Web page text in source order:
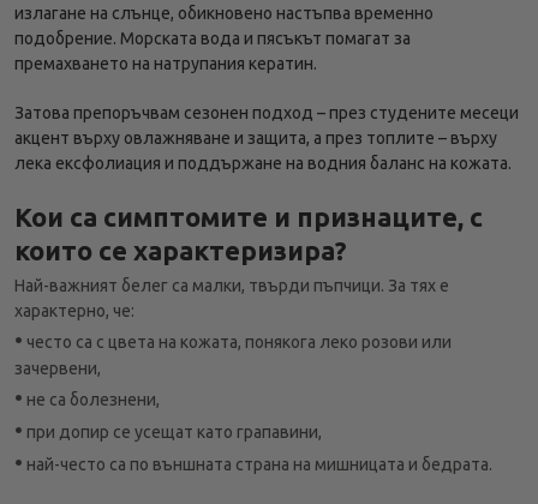
излагане на слънце, обикновено настъпва временно
подобрение. Морската вода и пясъкът помагат за
премахването на натрупания кератин.
Затова препоръчвам сезонен подход – през студените месеци
акцент върху овлажняване и защита, а през топлите – върху
лека ексфолиация и поддържане на водния баланс на кожата.
Кои са симптомите и признаците, с
които се характеризира?
Най-важният белег са малки, твърди пъпчици. За тях е
характерно, че:
• често са с цвета на кожата, понякога леко розови или
зачервени,
• не са болезнени,
• при допир се усещат като грапавини,
• най-често са по външната страна на мишницата и бедрата.